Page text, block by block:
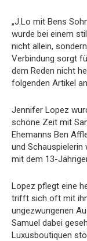
„J.Lo mit Bens
wurde bei einem
nicht allein,
Verbindung sorgt
dem Reden nicht
folgenden Artikel
Jennifer Lopez
schöne Zeit mit
Ehemanns Ben
und
mit dem 13-
Lopez pflegt eine
trifft sich oft mit
ungezwungenen
Samuel dabei
Luxusboutiquen